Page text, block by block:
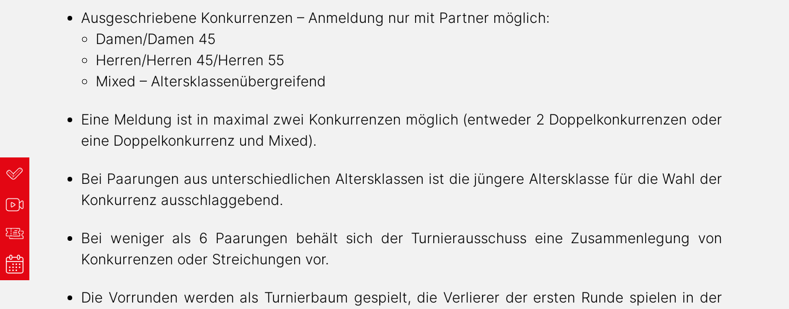
Ausgeschriebene Konkurrenzen – Anmeldung nur mit Partner möglich:
Damen/Damen 45
Herren/Herren 45/Herren 55
Mixed – Altersklassenübergreifend
Eine Meldung ist in maximal zwei Konkurrenzen möglich (entweder 2 Doppelkonkurrenzen oder
eine Doppelkonkurrenz und Mixed).
Bei Paarungen aus unterschiedlichen Altersklassen ist die jüngere Altersklasse für die Wahl der
Konkurrenz ausschlaggebend.
Bei weniger als 6 Paarungen behält sich der Turnierausschuss eine Zusammenlegung von
Konkurrenzen oder Streichungen vor.
Die Vorrunden werden als Turnierbaum gespielt, die Verlierer der ersten Runde spielen in der